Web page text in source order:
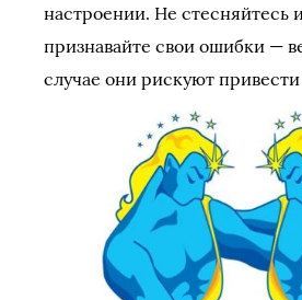
настроении. Не стесняйтесь
признавайте свои ошибки —
случае они рискуют